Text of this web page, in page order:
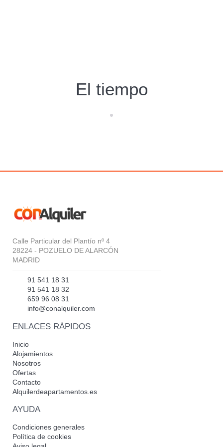
El tiempo
Calle Particular del Plantío nº 4
28224 - POZUELO DE ALARCÓN
MADRID
91 541 18 31
91 541 18 32
659 96 08 31
info@conalquiler.com
ENLACES RÁPIDOS
Inicio
Alojamientos
Nosotros
Ofertas
Contacto
Alquilerdeapartamentos.es
AYUDA
Condiciones generales
Política de cookies